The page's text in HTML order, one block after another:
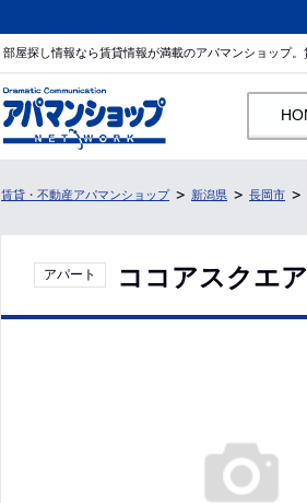
部屋探し情報なら賃貸情報が満載のアパマンショップ
賃貸・不動産アパマンショップ 新潟県 長岡市
アパート ココアスクエ